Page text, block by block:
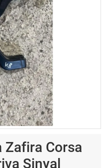
Zafira Corsa
Sinyal